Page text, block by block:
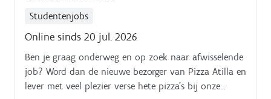
Studentenjobs
Online sinds 20 jul. 2026
Ben je graag onderweg en op zoek naar afwisselende
job? Word dan de nieuwe bezorger van Pizza Atilla en
lever met veel plezier verse hete pizza’s bij onze